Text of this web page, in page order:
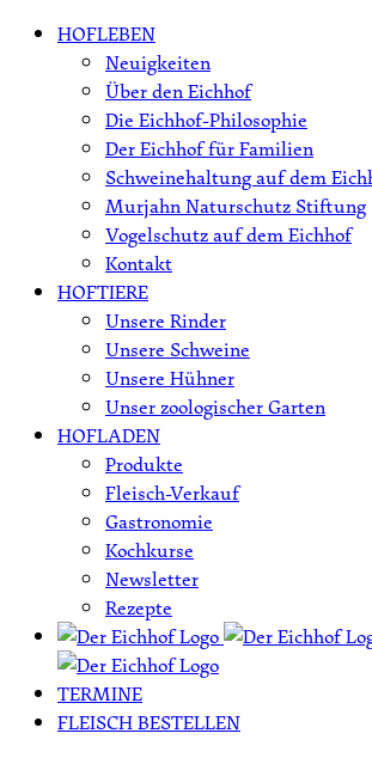
Skip HOFLEBEN
Neuigkeiten
Über den Eichhof
Die Eichhof-Philosophie
Der Eichhof für Familien
Schweinehaltung auf dem
Murjahn Naturschutz Stiftung
Vogelschutz auf dem Eichhof
Kontakt
HOFTIERE
Unsere Rinder
Unsere Schweine
Unsere Hühner
Unser zoologischer Garten
HOFLADEN
Produkte
Fleisch-Verkauf
Gastronomie
Kochkurse
Newsletter
Rezepte
TERMINE
FLEISCH BESTELLEN